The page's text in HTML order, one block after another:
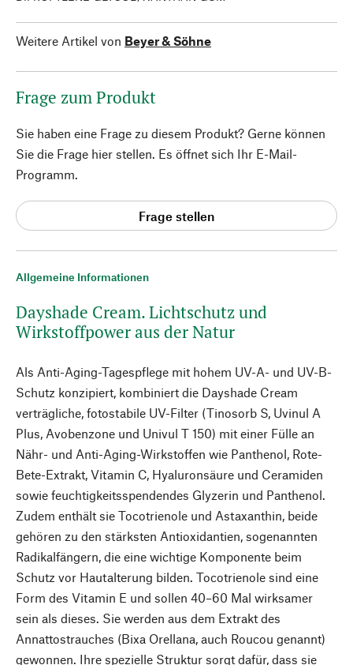
Allgemeine Informationen
Dayshade Cream. Lichtschutz und
Wirkstoffpower aus der Natur
Als Anti-Aging-Tagespflege mit hohem UV-A- und UV-B-
Schutz konzipiert, kombiniert die Dayshade Cream
verträgliche, fotostabile UV-Filter (Tinosorb S, Uvinul A
Plus, Avobenzone und Univul T 150) mit einer Fülle an
Nähr- und Anti-Aging-Wirkstoffen wie Panthenol, Rote-
Bete-Extrakt, Vitamin C, Hyaluronsäure und Ceramiden
sowie feuchtigkeitsspendendes Glyzerin und Panthenol.
Zudem enthält sie Tocotrienole und Astaxanthin, beide
gehören zu den stärksten Antioxidantien, sogenannten
Radikalfängern, die eine wichtige Komponente beim
Schutz vor Hautalterung bilden. Tocotrienole sind eine
Form des Vitamin E und sollen 40–60 Mal wirksamer
sein als dieses. Sie werden aus dem Extrakt des
Annattostrauches (Bixa Orellana, auch Roucou genannt)
gewonnen. Ihre spezielle Struktur sorgt dafür, dass sie
Weitere Artikel von Beyer & Söhne
Frage zum Produkt
Sie haben eine Frage zu diesem Produkt? Gerne können
Sie die Frage hier stellen. Es öffnet sich Ihr E-Mail-
Programm.
Frage stellen